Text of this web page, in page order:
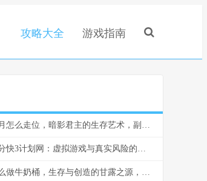
攻略大全 游戏指南
王者荣耀芈月怎么走位，暗影君主的生存艺术，副标题，穿梭战场的永恒之力
王者彩票一分快3计划网：虚拟游戏与真实风险的边界反思
我的世界怎么做牛奶桶，生存与创造的甘露之源，副标题，从奶牛到桶的田园诗篇